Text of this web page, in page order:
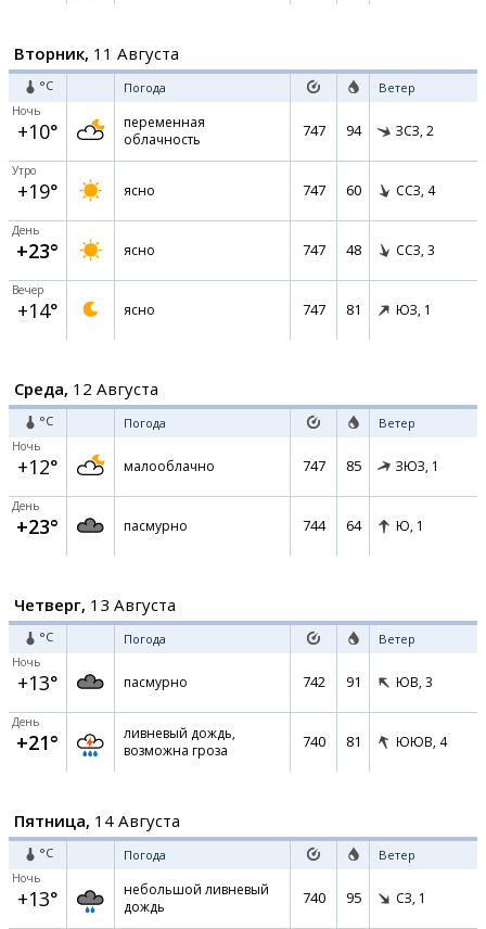
Вторник, 11 Августа
°C Погода Ветер
Ночь
+10°
переменная
облачность
747 94 ЗСЗ, 2
Утро
+19° ясно 747 60 ССЗ, 4
День
+23° ясно 747 48 ССЗ, 3
Вечер
+14° ясно 747 81 ЮЗ, 1
Среда, 12 Августа
°C Погода Ветер
Ночь
+12° малооблачно 747 85 ЗЮЗ, 1
День
+23° пасмурно 744 64 Ю, 1
Четверг, 13 Августа
°C Погода Ветер
Ночь
+13° пасмурно 742 91 ЮВ, 3
День
+21°
ливневый дождь,
возможна гроза
740 81 ЮЮВ, 4
Пятница, 14 Августа
°C Погода Ветер
Ночь
+13°
небольшой ливневый
дождь
740 95 СЗ, 1